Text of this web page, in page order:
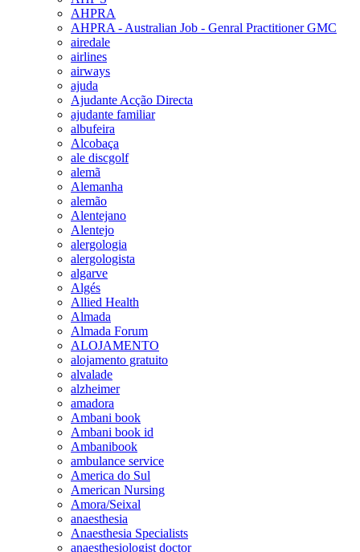
AHPRA
AHPRA - Australian Job - Genral Practitioner GMC
airedale
airlines
airways
ajuda
Ajudante Acção Directa
ajudante familiar
albufeira
Alcobaça
ale discgolf
alemã
Alemanha
alemão
Alentejano
Alentejo
alergologia
alergologista
algarve
Algés
Allied Health
Almada
Almada Forum
ALOJAMENTO
alojamento gratuito
alvalade
alzheimer
amadora
Ambani book
Ambani book id
Ambanibook
ambulance service
America do Sul
American Nursing
Amora/Seixal
anaesthesia
Anaesthesia Specialists
anaesthesiologist doctor